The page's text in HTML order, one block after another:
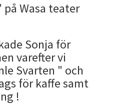
på Wasa teater
Sonja för
varefter vi
Svarten " och
för kaffe samt
!